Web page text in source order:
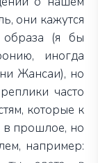
они кажутся
(я бы
иногда
Жансаи), но
часто
которые к
в прошлое, но
например: